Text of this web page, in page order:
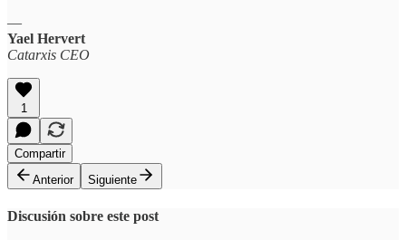
—
Yael Hervert
Catarxis CEO
1
Compartir
Anterior
Siguiente
Discusión sobre este post